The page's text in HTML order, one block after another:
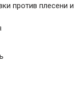
против плесени и